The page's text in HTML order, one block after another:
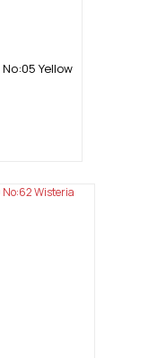
Yellow